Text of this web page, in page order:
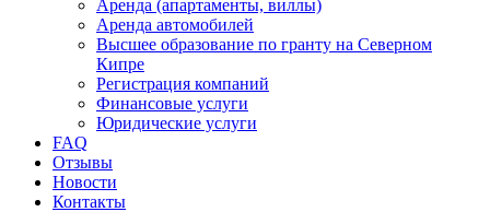
Аренда (апартаменты, виллы)
Аренда автомобилей
Высшее образование по гранту на Северном
Кипре
Регистрация компаний
Финансовые услуги
Юридические услуги
FAQ
Отзывы
Новости
Контакты